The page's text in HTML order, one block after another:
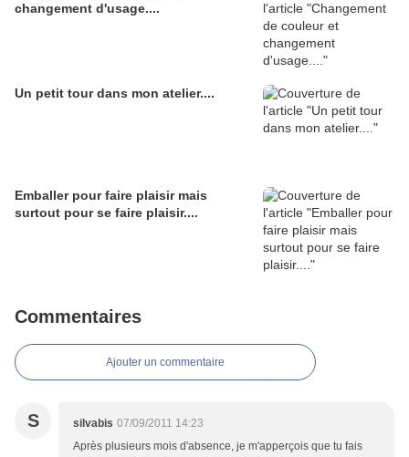
changement d'usage....
Un petit tour dans mon atelier....
Emballer pour faire plaisir mais
surtout pour se faire plaisir....
Commentaires
Ajouter un commentaire
S silvabis 07/09/2011 14:23
Après plusieurs mois d'absence, je m'apperçois que tu fais